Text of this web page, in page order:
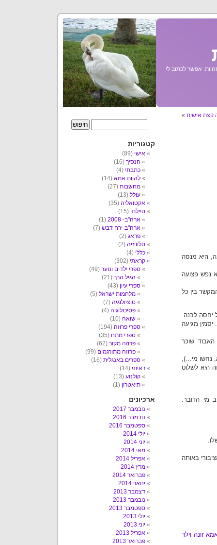
אפשר לכתוב לי
קצת אישית »
היא מנסה
נפש פצועה
בין כל
יחסה לבנה.
מגיעה
שוכר
נחשו מי…),
היא לשלוט
מי הדובר.
באותה
זונה וילד
קטגוריות
אישי (89)
הנסיך (16)
כתבתי (4)
להיות אמא (14)
מחשבות (27)
עולל (13)
אקטואליה (35)
טיילתי (15)
ארה"ב- 2008
(1)
ארה"ב-ירח דבש (7)
פראג (2)
טלוויזיה (2)
כללי (4)
קראתי (302)
ספרי ילדים ונוער (49)
הגיל הרך (21)
ספרי עיון (43)
מלחמות ישראל (5)
סוציולוגיה (7)
פסיכולוגיה (4)
שואה (10)
ספרי פרוזה (194)
ספרי מתח (35)
פרוזה מקור (62)
פרוזה מתורגמים (99)
ספרים באנגלית (16)
ראיתי (14)
קולנוע (13)
תיאטרון (1)
ארכיונים
נובמבר 2017
נובמבר 2016
ספטמבר 2016
יולי 2014
יוני 2014
מאי 2014
אפריל 2014
מרץ 2014
פברואר 2014
ינואר 2014
דצמבר 2013
נובמבר 2013
ספטמבר 2013
יולי 2013
יוני 2013
אפריל 2013
פברואר 2013